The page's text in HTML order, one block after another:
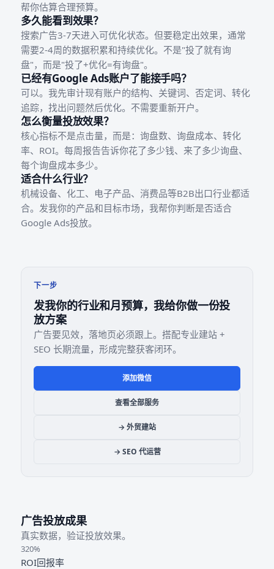
帮你估算合理预算。
多久能看到效果？
搜索广告3-7天进入可优化状态。但要稳定出效果，通常
需要2-4周的数据积累和持续优化。不是"投了就有询
盘"，而是"投了+优化=有询盘"。
已经有Google Ads账户了能接手吗？
可以。我先审计现有账户的结构、关键词、否定词、转化
追踪，找出问题然后优化。不需要重新开户。
怎么衡量投放效果？
核心指标不是点击量，而是：询盘数、询盘成本、转化
率、ROI。每周报告告诉你花了多少钱、来了多少询盘、
每个询盘成本多少。
适合什么行业？
机械设备、化工、电子产品、消费品等B2B出口行业都适
合。发我你的产品和目标市场，我帮你判断是否适合
Google Ads投放。
下一步
发我你的行业和月预算，我给你做一份投
放方案
广告要见效，落地页必须跟上。搭配专业建站 +
SEO 长期流量，形成完整获客闭环。
添加微信
查看全部服务
→ 外贸建站
→ SEO 代运营
广告投放成果
真实数据，验证投放效果。
320%
ROI回报率